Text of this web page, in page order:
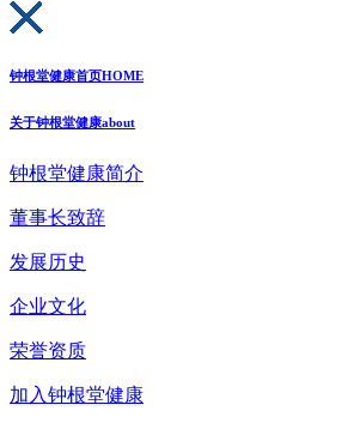
钟根堂健康首页HOME
关于钟根堂健康about
钟根堂健康简介
董事长致辞
发展历史
企业文化
荣誉资质
加入钟根堂健康